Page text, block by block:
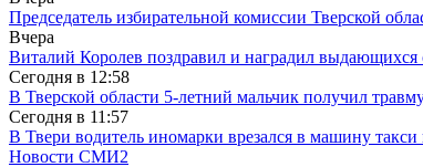
Председатель избирательной комиссии Тверской
Вчера
Виталий Королев поздравил и наградил выдающихся
Сегодня в 12:58
В Тверской области 5-летний мальчик получил
Сегодня в 11:57
В Твери водитель иномарки врезался в машину
Новости СМИ2